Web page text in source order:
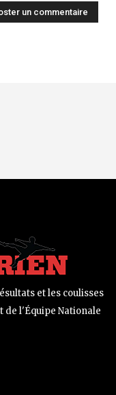
et les coulisses
de l'Équipe Nationale